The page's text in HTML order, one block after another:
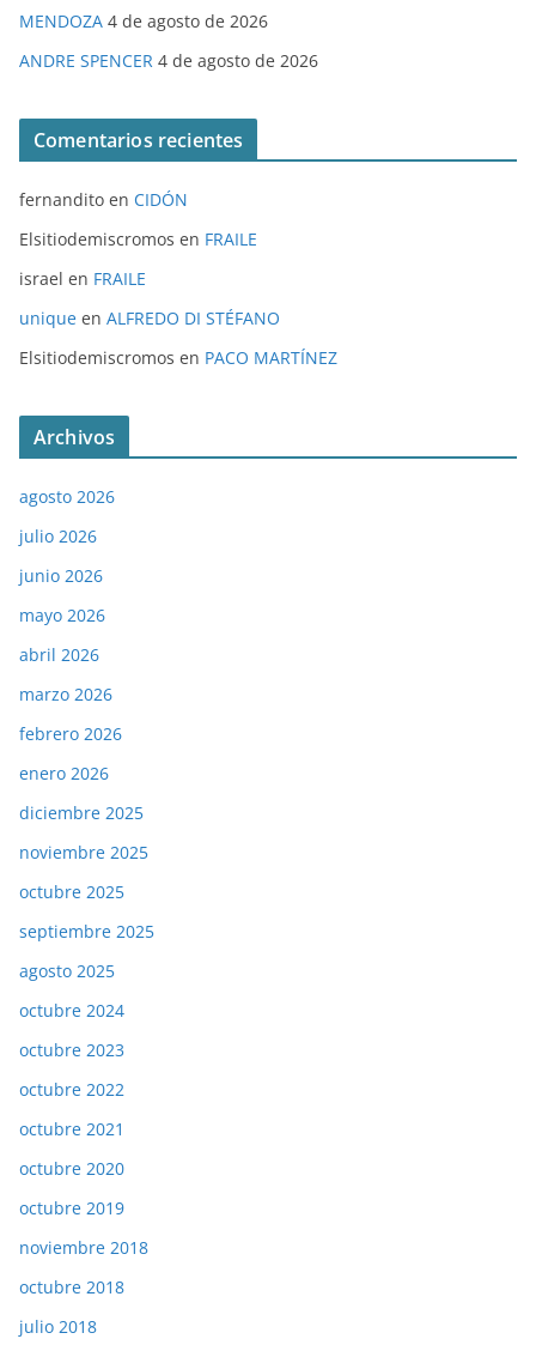
MENDOZA 4 de agosto de 2026
ANDRE SPENCER 4 de agosto de 2026
Comentarios recientes
fernandito en CIDÓN
Elsitiodemiscromos en FRAILE
israel en FRAILE
unique en ALFREDO DI STÉFANO
Elsitiodemiscromos en PACO MARTÍNEZ
Archivos
agosto 2026
julio 2026
junio 2026
mayo 2026
abril 2026
marzo 2026
febrero 2026
enero 2026
diciembre 2025
noviembre 2025
octubre 2025
septiembre 2025
agosto 2025
octubre 2024
octubre 2023
octubre 2022
octubre 2021
octubre 2020
octubre 2019
noviembre 2018
octubre 2018
julio 2018